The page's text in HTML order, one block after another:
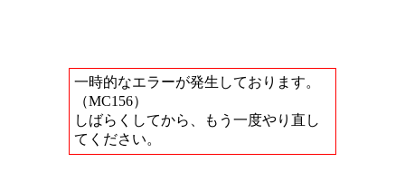
一時的なエラーが発生しております。
（MC156）
しばらくしてから、もう一度やり直し
てください。